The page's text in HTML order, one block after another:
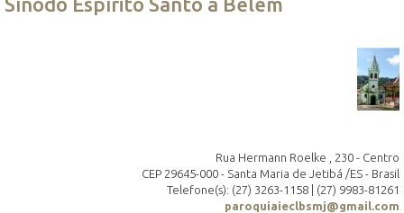
Rua Hermann Roelke , 230 - Centro
CEP 29645-000 - Santa Maria de Jetibá /ES - Brasil
Telefone(s): (27) 3263-1158 | (27) 9983-81261
paroquiaieclbsmj@gmail.com